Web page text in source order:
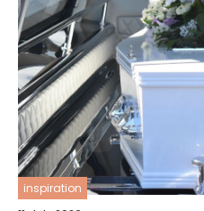
inspiration